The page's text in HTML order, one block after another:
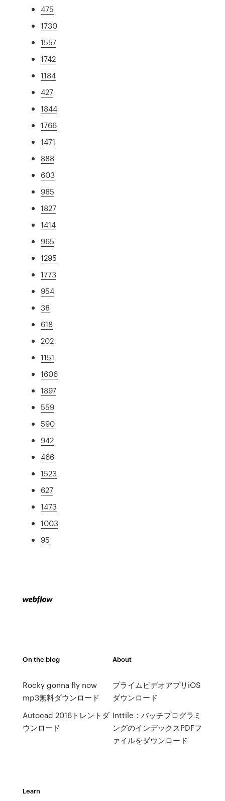
475
1730
1557
1742
1184
427
1844
1766
1471
888
603
985
1827
1414
965
1295
1773
954
38
618
202
1151
1606
1897
559
590
942
466
1523
627
1473
1003
95
On the blog
Rocky gonna fly now
mp3無料ダウンロード
Autocad 2016トレントダ
ウンロード
About
プライムビデオアプリiOS
ダウンロード
Inttile：バッチプログラミ
ングのインデックスPDFフ
ァイルをダウンロード
Learn